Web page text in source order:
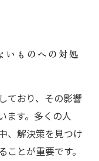
いものへの対処
ており、その影響
ます。多くの人
、解決策を見つけ
とが重要です。